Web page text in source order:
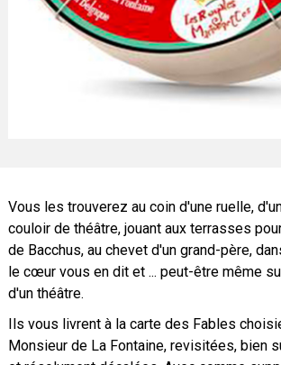
Vous les trouverez au coin d'une ruelle,
couloir de théâtre, jouant aux terrasses
de Bacchus, au chevet d'un grand-père,
le cœur vous en dit et ... peut-être même
d'un théâtre.
Ils vous livrent à la carte des Fables
Monsieur de La Fontaine, revisitées, bien